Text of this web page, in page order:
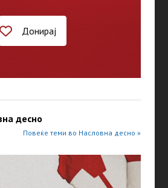
Донирај
десно
Повеќе теми во Насловна десно »